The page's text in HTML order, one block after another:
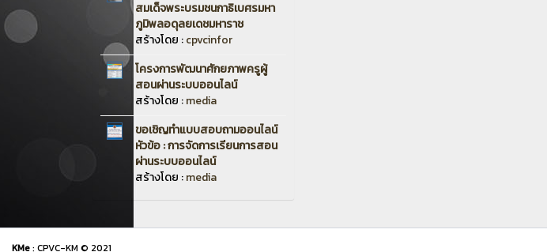
สมเด็จพระบรมชนกาธิเบศรมหา
ภูมิพลอดุลยเดชมหาราช
สร้างโดย :cpvcinfor
โครงการพัฒนาศักยภาพครูผู้
สอนผ่านระบบออนไลน์
สร้างโดย :media
ขอเชิญทำแบบสอบถามออนไลน์
หัวข้อ : การจัดการเรียนการสอน
ผ่านระบบออนไลน์
สร้างโดย :media
KMe: CPVC-KM © 2021